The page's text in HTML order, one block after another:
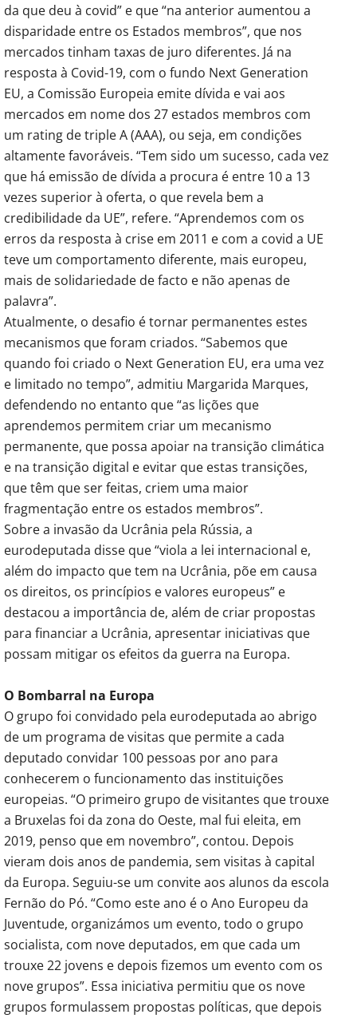
da que deu à covid” e que “na anterior aumentou a
disparidade entre os Estados membros”, que nos
mercados tinham taxas de juro diferentes. Já na
resposta à Covid-19, com o fundo Next Generation
EU, a Comissão Europeia emite dívida e vai aos
mercados em nome dos 27 estados membros com
um rating de triple A (AAA), ou seja, em condições
altamente favoráveis. “Tem sido um sucesso, cada vez
que há emissão de dívida a procura é entre 10 a 13
vezes superior à oferta, o que revela bem a
credibilidade da UE”, refere. “Aprendemos com os
erros da resposta à crise em 2011 e com a covid a UE
teve um comportamento diferente, mais europeu,
mais de solidariedade de facto e não apenas de
palavra”.
Atualmente, o desafio é tornar permanentes estes
mecanismos que foram criados. “Sabemos que
quando foi criado o Next Generation EU, era uma vez
e limitado no tempo”, admitiu Margarida Marques,
defendendo no entanto que “as lições que
aprendemos permitem criar um mecanismo
permanente, que possa apoiar na transição climática
e na transição digital e evitar que estas transições,
que têm que ser feitas, criem uma maior
fragmentação entre os estados membros”.
Sobre a invasão da Ucrânia pela Rússia, a
eurodeputada disse que “viola a lei internacional e,
além do impacto que tem na Ucrânia, põe em causa
os direitos, os princípios e valores europeus” e
destacou a importância de, além de criar propostas
para financiar a Ucrânia, apresentar iniciativas que
possam mitigar os efeitos da guerra na Europa.
O Bombarral na Europa
O grupo foi convidado pela eurodeputada ao abrigo
de um programa de visitas que permite a cada
deputado convidar 100 pessoas por ano para
conhecerem o funcionamento das instituições
europeias. “O primeiro grupo de visitantes que trouxe
a Bruxelas foi da zona do Oeste, mal fui eleita, em
2019, penso que em novembro”, contou. Depois
vieram dois anos de pandemia, sem visitas à capital
da Europa. Seguiu-se um convite aos alunos da escola
Fernão do Pó. “Como este ano é o Ano Europeu da
Juventude, organizámos um evento, todo o grupo
socialista, com nove deputados, em que cada um
trouxe 22 jovens e depois fizemos um evento com os
nove grupos”. Essa iniciativa permitiu que os nove
grupos formulassem propostas políticas, que depois